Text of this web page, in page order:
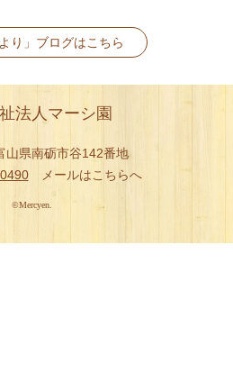
り」ブログはこちら
法人マーシ園
山県南砺市谷142番地
メールはこちらへ
©Mercyen.